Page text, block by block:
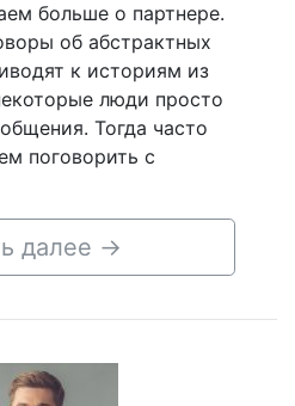
больше о партнере.
об абстрактных
к историям из
люди просто
Тогда часто
поговорить с
далее →